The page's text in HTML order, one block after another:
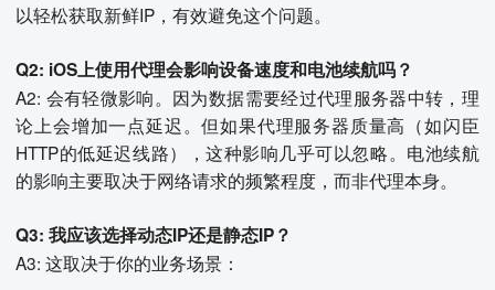
以轻松获取新鲜IP，有效避免这个问题。
Q2: iOS上使用代理会影响设备速度和电池续航吗？
A2: 会有轻微影响。因为数据需要经过代理服务器中转，理
论上会增加一点延迟。但如果代理服务器质量高（如闪臣
HTTP的低延迟线路），这种影响几乎可以忽略。电池续航
的影响主要取决于网络请求的频繁程度，而非代理本身。
Q3: 我应该选择动态IP还是静态IP？
A3: 这取决于你的业务场景：